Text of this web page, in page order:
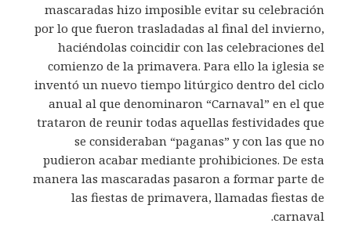
mascaradas hizo imposible evitar su celebración
por lo que fueron trasladadas al final del invierno,
haciéndolas coincidir con las celebraciones del
comienzo de la primavera. Para ello la iglesia se
inventó un nuevo tiempo litúrgico dentro del ciclo
anual al que denominaron “Carnaval” en el que
trataron de reunir todas aquellas festividades que
se consideraban “paganas” y con las que no
pudieron acabar mediante prohibiciones. De esta
manera las mascaradas pasaron a formar parte de
las fiestas de primavera, llamadas fiestas de
carnaval.